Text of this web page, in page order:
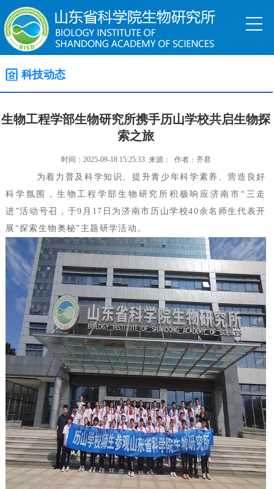
科技动态
生物工程学部生物研究所携手历山学校共启生物探
索之旅
时间：2025-09-18 15:25:33 来源： 作者：齐君
为着力普及科学知识、提升青少年科学素养、营造良好
科学氛围，生物工程学部生物研究所积极响应济南市“三走
进”活动号召，于9月17日为济南市历山学校40余名师生代表开
展“探索生物奥秘”主题研学活动。